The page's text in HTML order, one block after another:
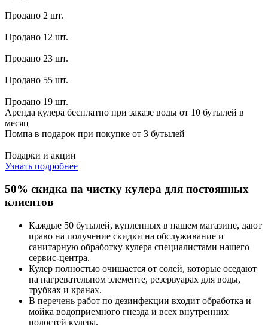
Продано 2 шт.
Продано 12 шт.
Продано 23 шт.
Продано 55 шт.
Продано 19 шт.
Аренда кулера бесплатно при заказе воды от 10 бутылей в
месяц
Помпа в подарок при покупке от 3 бутылей
Подарки и акции
Узнать подробнее
50% скидка на чистку кулера для постоянных
клиентов
Каждые 50 бутылей, купленных в нашем магазине, дают
право на получение скидки на обслуживание и
санитарную обработку кулера специалистами нашего
сервис-центра.
Кулер полностью очищается от солей, которые оседают
на нагревательном элементе, резервуарах для воды,
трубках и кранах.
В перечень работ по дезинфекции входит обработка и
мойка водоприемного гнезда и всех внутренних
полостей кулера.